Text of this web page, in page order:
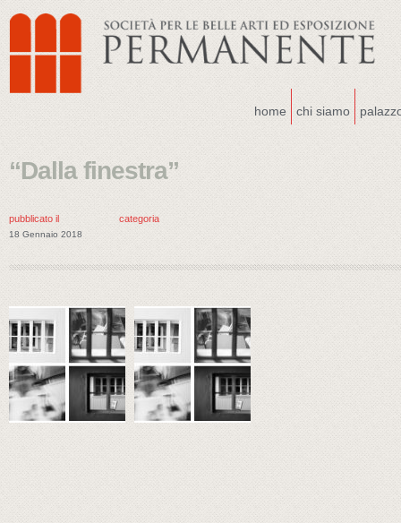
home chi siamo
“Dalla finestra”
pubblicato il
18 Gennaio 2018
categoria